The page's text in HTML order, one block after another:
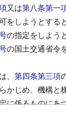
又は第八条第一
をしようとする
の指定をしよう
の国土交通省令
、 第四条第三項
かじめ、機構と
に係るものにあ
興開発金融公庫